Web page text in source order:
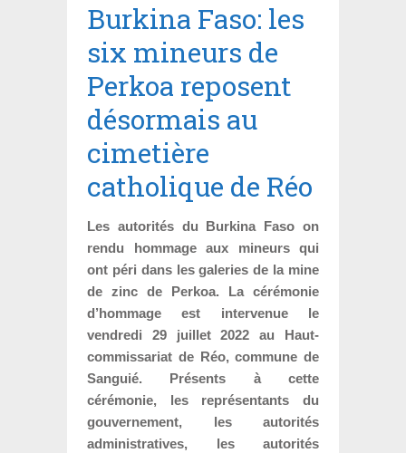
Burkina Faso: les
six mineurs de
Perkoa reposent
désormais au
cimetière
catholique de Réo
Les autorités du Burkina Faso on
rendu hommage aux mineurs qui
ont péri dans les galeries de la mine
de zinc de Perkoa. La cérémonie
d’hommage est intervenue le
vendredi 29 juillet 2022 au Haut-
commissariat de Réo, commune de
Sanguié. Présents à cette
cérémonie, les représentants du
gouvernement, les autorités
administratives, les autorités